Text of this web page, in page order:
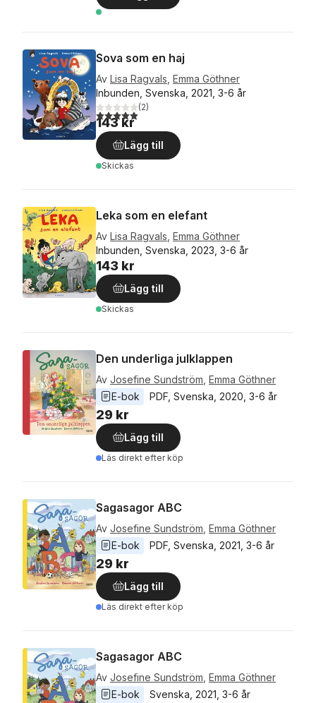
Sova som en haj
Av Lisa Ragvals Emma Göthner
Inbunden, Svenska, 2021, 3-6 år
5,0utav 5 stjärnor. Totalt antal röster:
(2)
143 kr
Lägg till
Skickas
Leka som en elefant
Av Lisa Ragvals Emma Göthner
Inbunden, Svenska, 2023, 3-6 år
143 kr
Lägg till
Skickas
Den underliga julklappen
Av Josefine Sundström Emma Göthner
E-bok
PDF Svenska 2020 3-6 år
29 kr
Lägg till
Läs direkt efter köp
Sagasagor ABC
Av Josefine Sundström Emma Göthner
E-bok
PDF Svenska 2021 3-6 år
29 kr
Lägg till
Läs direkt efter köp
Sagasagor ABC
Av Josefine Sundström Emma Göthner
E-bok
Svenska 2021 3-6 år